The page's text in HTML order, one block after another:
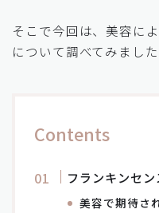
そこで今回は、美容に
について調べてみました
Contents
フランキンセン
美容で期待さ